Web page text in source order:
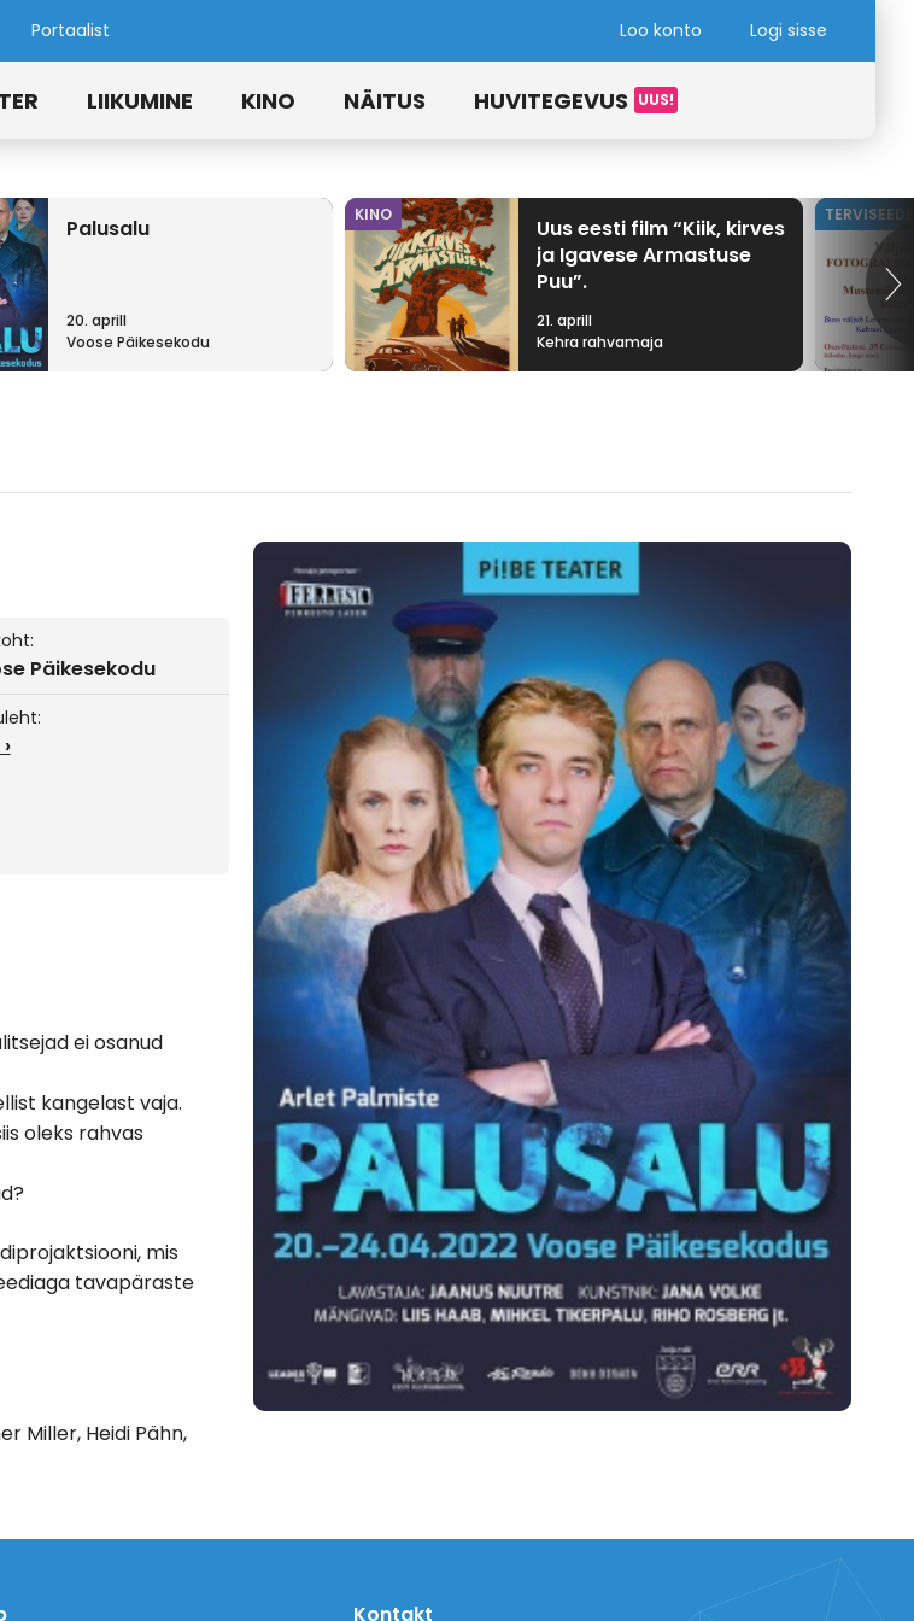
Portaalist Loo konto Logi sisse
LIIKUMINE KINO NÄITUS HUVITEGEVUS
Palusalu
20. aprill
Voose Päikesekodu
KINO
Uus eesti film “Kiik, kirves
ja Igavese Armastuse
Puu”.
21. aprill
Kehra rahvamaja
Päikesekodu
piibeteater-palusalu-76602/?fbclid=IwAR01bxTNyoor-
ei osanud
kangelast vaja.
oleks rahvas
mis
tavapäraste
Miller, Heidi Pähn,
Kontakt